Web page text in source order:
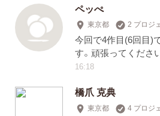
ペッぺ
東京都 2 プロジ
今回で4作目(6回目)
す。頑張ってください
16:18
橋爪 克典
東京都 4 プロジ